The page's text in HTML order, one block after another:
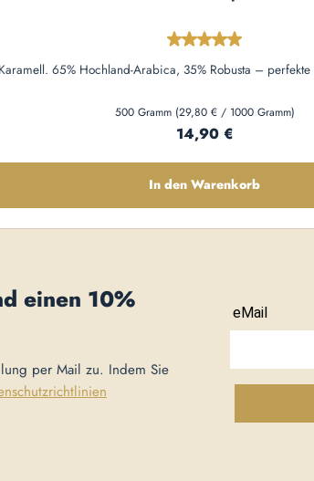
Durchschnittliche
65% Hochland-Arabica, 35% Robusta –
500 Gramm (29,80 € / 1000 Gramm)
Regulärer Preis:
14,90 €
In den Warenkorb
einen 10%
per Mail zu. Indem Sie